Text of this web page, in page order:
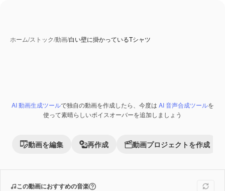
ホーム/ストック/動画/白い壁に掛かっているTシャツ
Premium
AI 動画生成ツールで独自の動画を作成したら、今度は AI 音声合成ツールを
使って素晴らしいボイスオーバーを追加しましょう
動画を編集 再作成 動画プロジェクトを作成
この動画におすすめの音楽